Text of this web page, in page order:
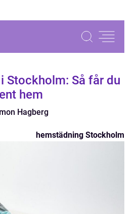
Stockholm: Så får du
hem
Hagberg
hemstädning Stockholm